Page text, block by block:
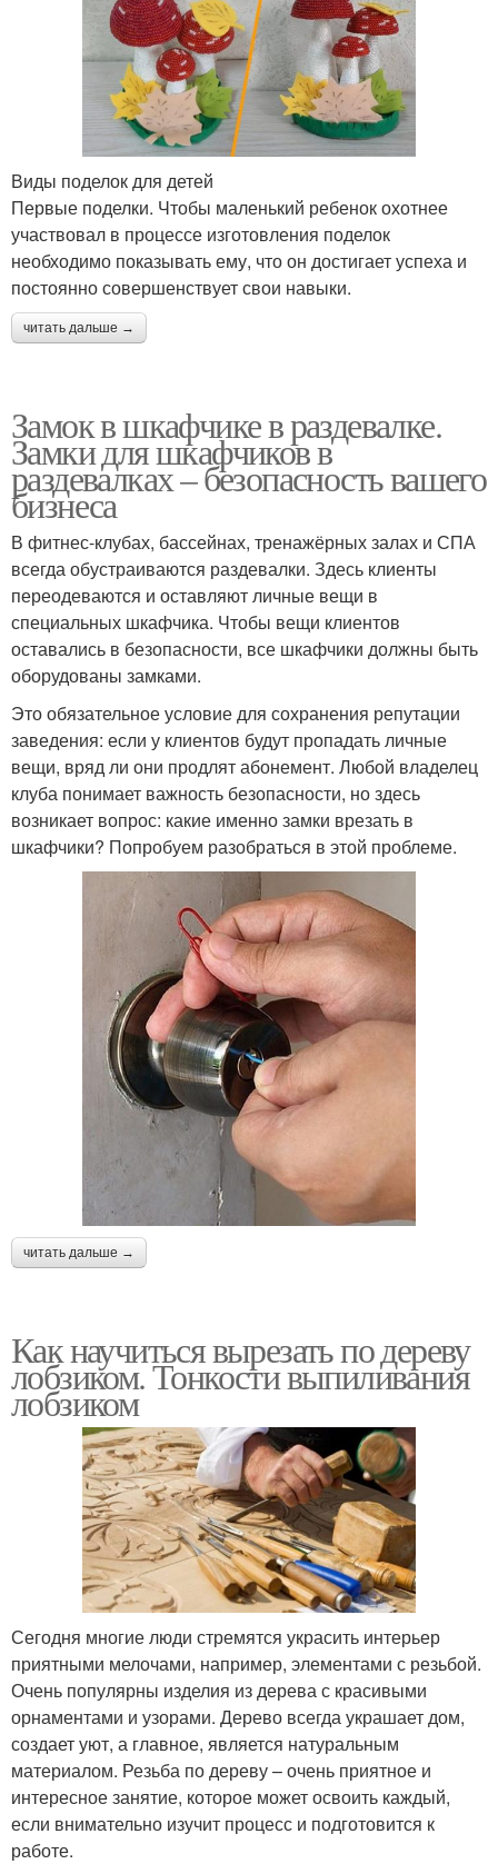
Виды поделок для детей
Первые поделки. Чтобы маленький ребенок охотнее
участвовал в процессе изготовления поделок
необходимо показывать ему, что он достигает успеха и
постоянно совершенствует свои навыки.
читать дальше →
Замок в шкафчике в раздевалке.
Замки для шкафчиков в
раздевалках – безопасность вашего
бизнеса
В фитнес-клубах, бассейнах, тренажёрных залах и СПА
всегда обустраиваются раздевалки. Здесь клиенты
переодеваются и оставляют личные вещи в
специальных шкафчика. Чтобы вещи клиентов
оставались в безопасности, все шкафчики должны быть
оборудованы замками.
Это обязательное условие для сохранения репутации
заведения: если у клиентов будут пропадать личные
вещи, вряд ли они продлят абонемент. Любой владелец
клуба понимает важность безопасности, но здесь
возникает вопрос: какие именно замки врезать в
шкафчики? Попробуем разобраться в этой проблеме.
читать дальше →
Как научиться вырезать по дереву
лобзиком. Тонкости выпиливания
лобзиком
Сегодня многие люди стремятся украсить интерьер
приятными мелочами, например, элементами с резьбой.
Очень популярны изделия из дерева с красивыми
орнаментами и узорами. Дерево всегда украшает дом,
создает уют, а главное, является натуральным
материалом. Резьба по дереву – очень приятное и
интересное занятие, которое может освоить каждый,
если внимательно изучит процесс и подготовится к
работе.